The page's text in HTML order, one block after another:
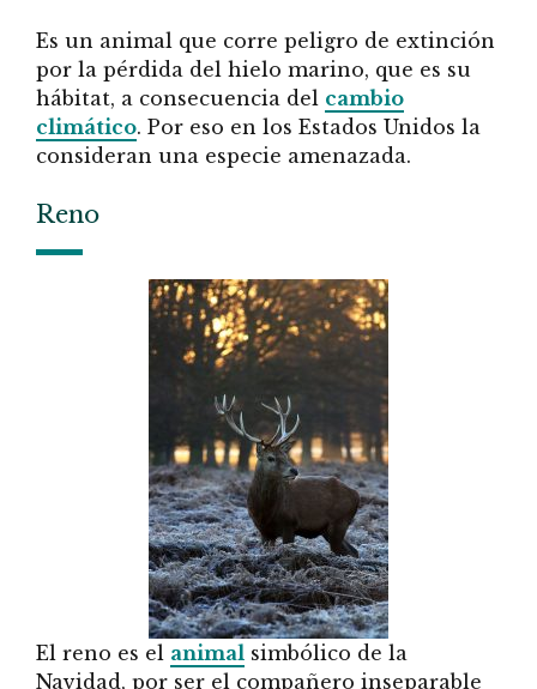
Es un animal que corre peligro de extinción
por la pérdida del hielo marino, que es su
hábitat, a consecuencia del cambio
climático. Por eso en los Estados Unidos la
consideran una especie amenazada.
Reno
El reno es el animal simbólico de la
Navidad, por ser el compañero inseparable